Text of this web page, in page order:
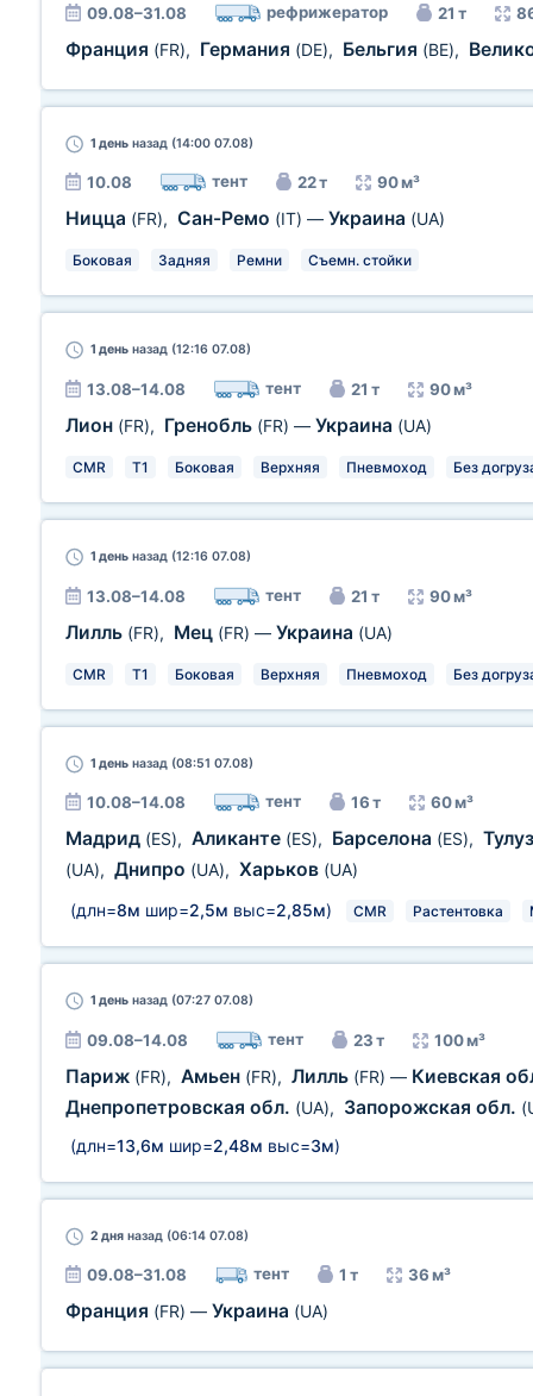
09.08–31.08 рефрижератор 21 т
Франция (FR), Германия (DE), Бельгия (BE),
1 день назад (14:00 07.08)
10.08 тент 22 т 90 м³
Ницца (FR), Сан-Ремо (IT) — Украина (UA)
Боковая Задняя Ремни Съемн. стойки
1 день назад (12:16 07.08)
13.08–14.08 тент 21 т 90 м³
Лион (FR), Гренобль (FR) — Украина (UA)
CMR T1 Боковая Верхняя Пневмоход Без
1 день назад (12:16 07.08)
13.08–14.08 тент 21 т 90 м³
Лилль (FR), Мец (FR) — Украина (UA)
CMR T1 Боковая Верхняя Пневмоход Без
1 день назад (08:51 07.08)
10.08–14.08 тент 16 т 60 м³
Мадрид (ES), Аликанте (ES), Барселона (ES),
(UA), Днипро (UA), Харьков (UA)
(длн=8м шир=2,5м выс=2,85м) CMR Растентовка
1 день назад (07:27 07.08)
09.08–14.08 тент 23 т 100 м³
Париж (FR), Амьен (FR), Лилль (FR) — Киевская
Днепропетровская обл. (UA), Запорожская обл.
(длн=13,6м шир=2,48м выс=3м)
2 дня назад (06:14 07.08)
09.08–31.08 тент 1 т 36 м³
Франция (FR) — Украина (UA)